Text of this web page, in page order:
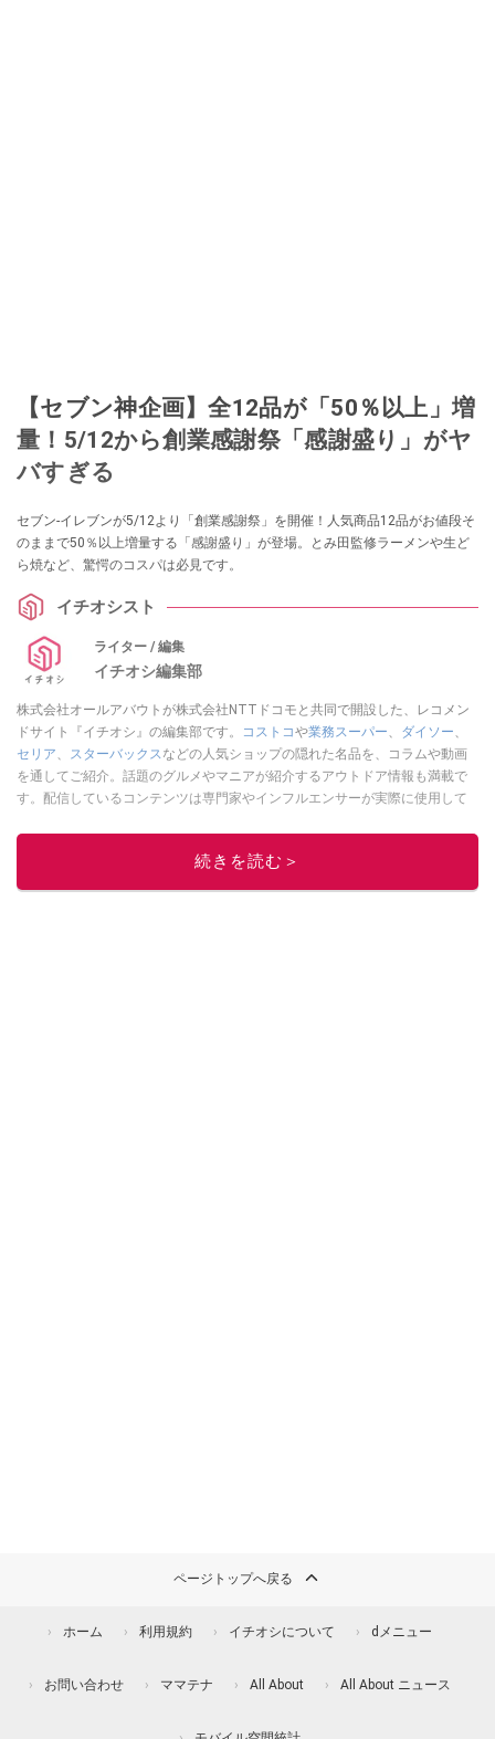
【セブン神企画】全12品が「50％以上」増
量！5/12から創業感謝祭「感謝盛り」がヤ
バすぎる
セブン-イレブンが5/12より「創業感謝祭」を開催！人気商品12品がお値段そ
のままで50％以上増量する「感謝盛り」が登場。とみ田監修ラーメンや生ど
ら焼など、驚愕のコスパは必見です。
イチオシスト
ライター / 編集
イチオシ編集部
株式会社オールアバウトが株式会社NTTドコモと共同で開設した、レコメン
ドサイト『イチオシ』の編集部です。
コストコや業務スーパー、 ダイソー、
セリア、 スターバックスなどの人気ショップの隠れた名品を、コラムや動画
を通してご紹介。話題のグルメやマニアが紹介するアウトドア情報も満載で
す。配信しているコンテンツは専門家やインフルエンサーが実際に使用して
ニュースでフォロー
続きを読む＞
ページトップへ戻る
ホーム 利用規約 イチオシについて dメニュー
お問い合わせ ママテナ All About All About ニュース